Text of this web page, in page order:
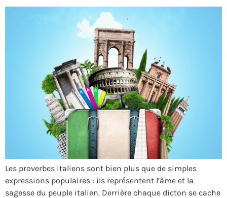
Les proverbes italiens sont bien plus que de simples
expressions populaires : ils représentent l’âme et la
sagesse du peuple italien. Derrière chaque dicton se cache